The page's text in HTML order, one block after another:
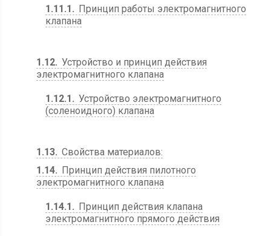
1.11.1
Принцип работы электромагнитного
клапана
1.12 Устройство и принцип действия
электромагнитного клапана
1.12.1
Устройство электромагнитного
(соленоидного) клапана
1.13 Свойства материалов:
1.14
Принцип действия пилотного
электромагнитного клапана
1.14.1
Принцип действия клапана
электромагнитного прямого действия